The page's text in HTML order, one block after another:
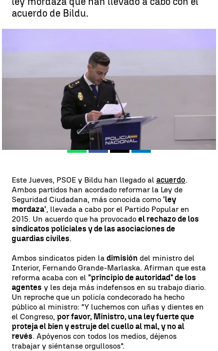
acuerdo de Bildu.
Zaira González
03 de octubre de 2024, 19:24
Whatsapp
Facebook
X
Este Jueves, PSOE y Bildu han llegado al acuerdo.
Ambos partidos han acordado reformar la Ley de
Seguridad Ciudadana, más conocida como 'ley
mordaza', llevada a cabo por el Partido Popular en
2015. Un acuerdo que ha provocado el rechazo de los
sindicatos policiales y de las asociaciones de
guardias civiles.
Ambos sindicatos piden la dimisión del ministro del
Interior, Fernando Grande-Marlaska. Afirman que esta
reforma acaba con el "principio de autoridad" de los
agentes y les deja más indefensos en su trabajo diario.
Un reproche que un policía condecorado ha hecho
público al ministro: "Y luchemos con uñas y dientes en
el Congreso, por favor, Ministro, una ley fuerte que
proteja el bien y estruje del cuello al mal, y no al
revés. Apóyenos con todos los medios, déjenos
trabajar y siéntanse orgullosos".